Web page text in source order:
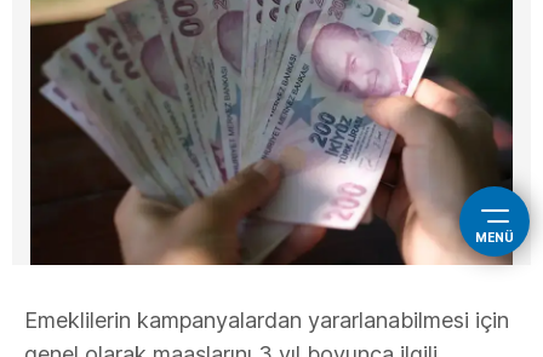
MENÜ
Emeklilerin kampanyalardan yararlanabilmesi için